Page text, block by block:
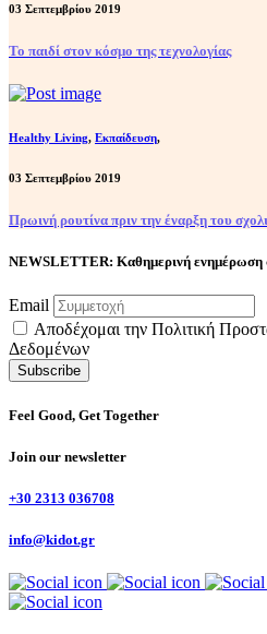
03 Σεπτεμβρίου 2019
Το παιδί στον κόσμο της τεχνολογίας
Healthy Living, Εκπαίδευση,
03 Σεπτεμβρίου 2019
Πρωινή ρουτίνα πριν την έναρξη του
NEWSLETTER: Καθημερινή ενημέρωση
Email
Αποδέχομαι την Πολιτική
Δεδομένων
Feel Good, Get Together
Join our newsletter
+30 2313 036708
info@kidot.gr